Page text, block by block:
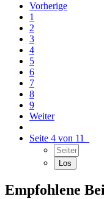
Vorherige
1
2
3
4
5
6
7
8
9
Weiter
Seite 4 von 11
Empfohlene